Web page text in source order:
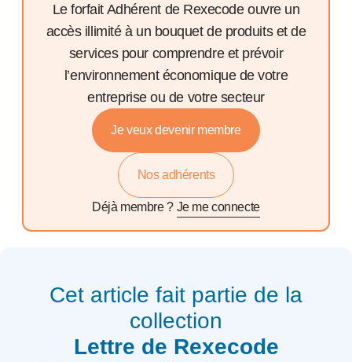
Le forfait Adhérent de Rexecode ouvre un
accès illimité à un bouquet de produits et de
services pour comprendre et prévoir
l’environnement économique de votre
entreprise ou de votre secteur
Je veux devenir membre
Nos adhérents
Déjà membre ? Je me connecte
Cet article fait partie de la
collection
Lettre de Rexecode